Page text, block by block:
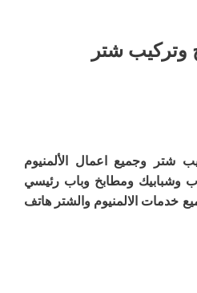
وتركيب شتر
شتر وجميع اعمال الألمنيوم
وشبابيك ومطابخ وباب رئيسي
خدمات الالمنيوم والشتر هاتف